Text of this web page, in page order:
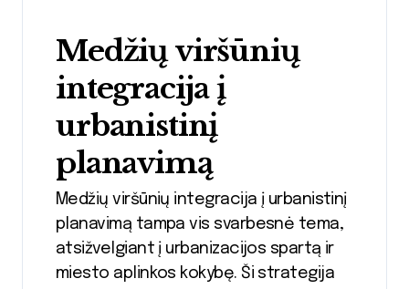
Medžių viršūnių
integracija į
urbanistinį
planavimą
Medžių viršūnių integracija į urbanistinį
planavimą tampa vis svarbesnė tema,
atsižvelgiant į urbanizacijos spartą ir
miesto aplinkos kokybę. Ši strategija